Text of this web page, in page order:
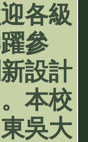
各級
參
設計
本校
吳大